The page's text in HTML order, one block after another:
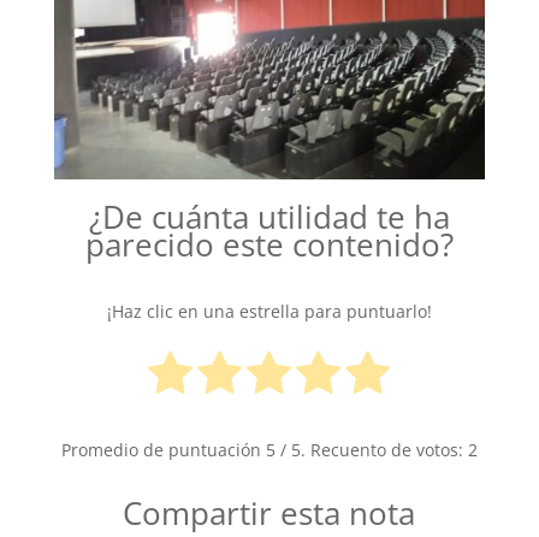
¿De cuánta utilidad te ha
parecido este contenido?
¡Haz clic en una estrella para puntuarlo!
Promedio de puntuación 5/ 5. Recuento de votos: 2
Compartir esta nota